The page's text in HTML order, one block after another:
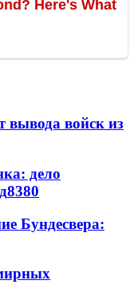
вывода войск из
дело
8380
Бундесвера: